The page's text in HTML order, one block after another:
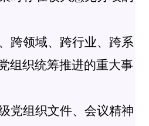
跨领域、跨行业、跨系
组织统筹推进的重大事
党组织文件、会议精神